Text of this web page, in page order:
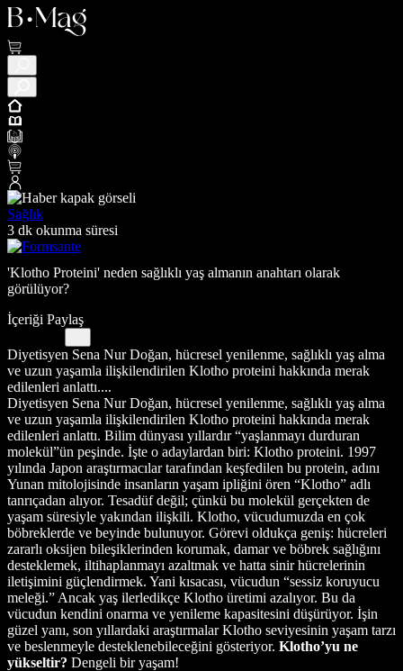
Sağlık
3 dk okunma süresi
'Klotho Proteini' neden sağlıklı yaş almanın anahtarı olarak
görülüyor?
İçeriği Paylaş
Diyetisyen Sena Nur Doğan, hücresel yenilenme, sağlıklı yaş alma
ve uzun yaşamla ilişkilendirilen Klotho proteini hakkında merak
edilenleri anlattı....
Diyetisyen Sena Nur Doğan, hücresel yenilenme, sağlıklı yaş alma
ve uzun yaşamla ilişkilendirilen Klotho proteini hakkında merak
edilenleri anlattı. Bilim dünyası yıllardır “yaşlanmayı durduran
molekül”ün peşinde. İşte o adaylardan biri: Klotho proteini. 1997
yılında Japon araştırmacılar tarafından keşfedilen bu protein, adını
Yunan mitolojisinde insanların yaşam ipliğini ören “Klotho” adlı
tanrıçadan alıyor. Tesadüf değil; çünkü bu molekül gerçekten de
yaşam süresiyle yakından ilişkili. Klotho, vücudumuzda en çok
böbreklerde ve beyinde bulunuyor. Görevi oldukça geniş: hücreleri
zararlı oksijen bileşiklerinden korumak, damar ve böbrek sağlığını
desteklemek, iltihaplanmayı azaltmak ve hatta sinir hücrelerinin
iletişimini güçlendirmek. Yani kısacası, vücudun “sessiz koruyucu
meleği.” Ancak yaş ilerledikçe Klotho üretimi azalıyor. Bu da
vücudun kendini onarma ve yenileme kapasitesini düşürüyor. İşin
güzel yanı, son yıllardaki araştırmalar Klotho seviyesinin yaşam tarzı
ve beslenmeyle desteklenebileceğini gösteriyor. Klotho’yu ne
yükseltir? Dengeli bir yaşam!